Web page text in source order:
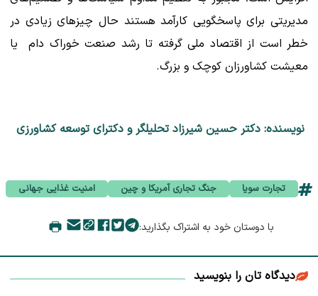
مدیریتی برای پاسخگویی کارآمد هستند حال چیزهای زیادی در
خطر است از اقتصاد ملی گرفته تا رشد صنعت خوراک دام یا
معیشت کشاورزان کوچک و بزرگ.
نویسنده: دکتر حسین شیرزاد تحلیلگر و دکترای توسعه کشاورزی
تجارت سویا جنگ تجاری آمریکا و چین امنیت غذایی جهانی
با دوستان خود به اشتراک بگذارید:
دیدگاه تان را بنویسید